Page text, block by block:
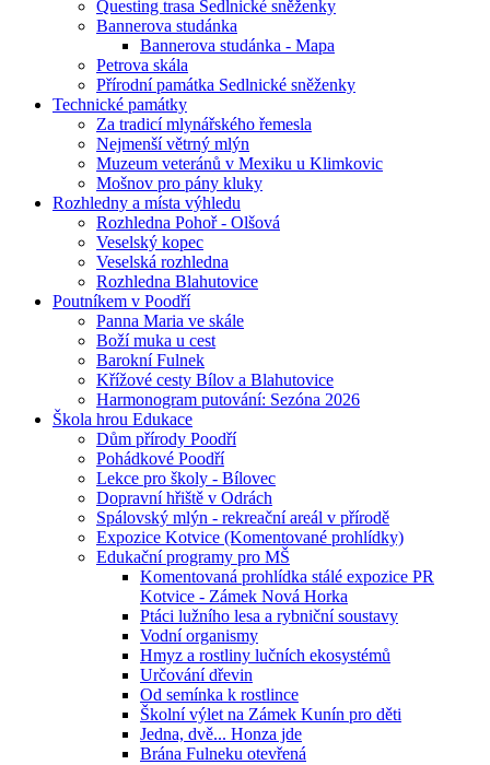
Questing trasa Sedlnické sněženky
Bannerova studánka
Bannerova studánka - Mapa
Petrova skála
Přírodní památka Sedlnické sněženky
Technické památky
Za tradicí mlynářského řemesla
Nejmenší větrný mlýn
Muzeum veteránů v Mexiku u Klimkovic
Mošnov pro pány kluky
Rozhledny a místa výhledu
Rozhledna Pohoř - Olšová
Veselský kopec
Veselská rozhledna
Rozhledna Blahutovice
Poutníkem v Poodří
Panna Maria ve skále
Boží muka u cest
Barokní Fulnek
Křížové cesty Bílov a Blahutovice
Harmonogram putování: Sezóna 2026
Škola hrou Edukace
Dům přírody Poodří
Pohádkové Poodří
Lekce pro školy - Bílovec
Dopravní hřiště v Odrách
Spálovský mlýn - rekreační areál v přírodě
Expozice Kotvice (Komentované prohlídky)
Edukační programy pro MŠ
Komentovaná prohlídka stálé expozice PR
Kotvice - Zámek Nová Horka
Ptáci lužního lesa a rybniční soustavy
Vodní organismy
Hmyz a rostliny lučních ekosystémů
Určování dřevin
Od semínka k rostlince
Školní výlet na Zámek Kunín pro děti
Jedna, dvě... Honza jde
Brána Fulneku otevřená